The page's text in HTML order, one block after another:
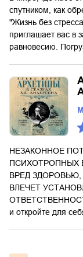
спутником, как
"Жизнь без
приглашает вас в
равновесию.
НЕЗАКОННОЕ
ПСИХОТРОПНЫХ
ВРЕД
ВЛЕЧЕТ
и откройте для